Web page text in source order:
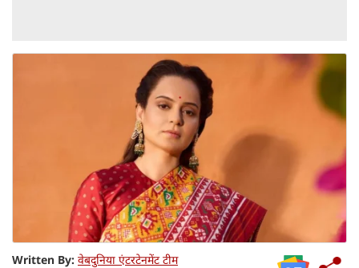
Written By: वेबदुनिया एंटरटेनमेंट टीम